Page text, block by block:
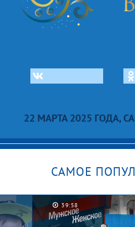
22 МАРТА 2025 ГОДА,
САМОЕ
39:58